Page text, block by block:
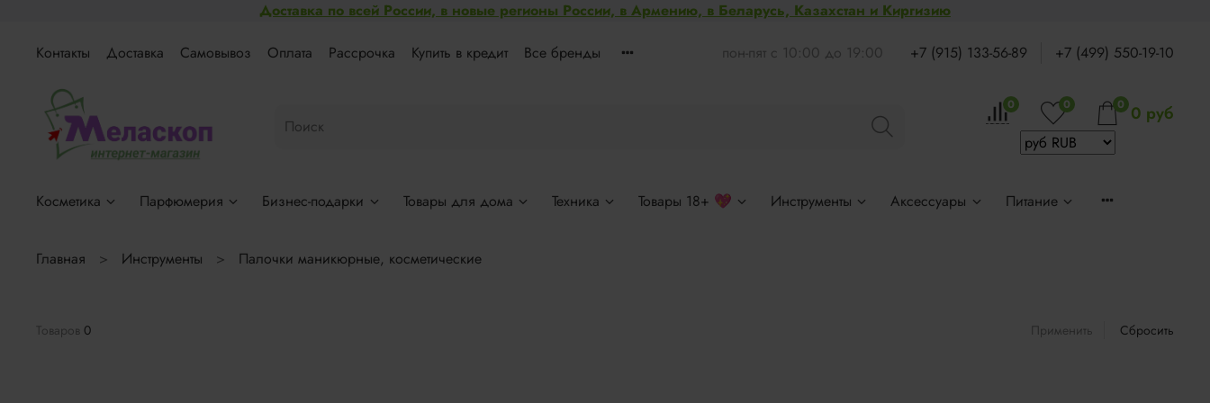
Доставка по всей России, в новые регионы России, в Армению, в Беларусь, Казахстан и Киргизию
Контакты Доставка Самовывоз Оплата Рассрочка Купить в кредит Все бренды пон-пят с 10:00 до 19:00 +7 (915) 133-56-89 +7 (499) 550-19-10
0 0 0 0 руб
Косметика Парфюмерия Бизнес-подарки Товары для дома Техника Товары 18+ 💖 Инструменты Аксессуары Питание
Главная Инструменты Палочки маникюрные, косметические
Товаров 0 Применить Сбросить